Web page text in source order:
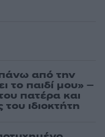
από την
το παιδί μου» –
πατέρα και
ιδιοκτήτη